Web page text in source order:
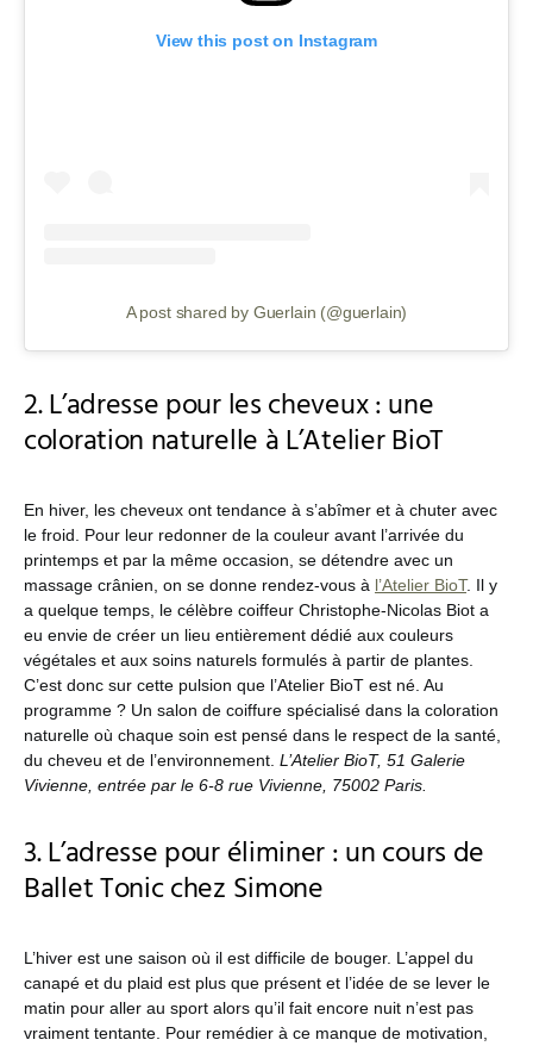
View this post on Instagram
A post shared by Guerlain (@guerlain)
2. L’adresse pour les cheveux : une
coloration naturelle à L’Atelier BioT
En hiver, les cheveux ont tendance à s’abîmer et à chuter avec
le froid. Pour leur redonner de la couleur avant l’arrivée du
printemps et par la même occasion, se détendre avec un
massage crânien, on se donne rendez-vous à l’Atelier BioT. Il y
a quelque temps, le célèbre coiffeur Christophe-Nicolas Biot a
eu envie de créer un lieu entièrement dédié aux couleurs
végétales et aux soins naturels formulés à partir de plantes.
C’est donc sur cette pulsion que l’Atelier BioT est né. Au
programme ? Un salon de coiffure spécialisé dans la coloration
naturelle où chaque soin est pensé dans le respect de la santé,
du cheveu et de l’environnement. L’Atelier BioT, 51 Galerie
Vivienne, entrée par le 6-8 rue Vivienne, 75002 Paris.
3. L’adresse pour éliminer : un cours de
Ballet Tonic chez Simone
L’hiver est une saison où il est difficile de bouger. L’appel du
canapé et du plaid est plus que présent et l’idée de se lever le
matin pour aller au sport alors qu’il fait encore nuit n’est pas
vraiment tentante. Pour remédier à ce manque de motivation,